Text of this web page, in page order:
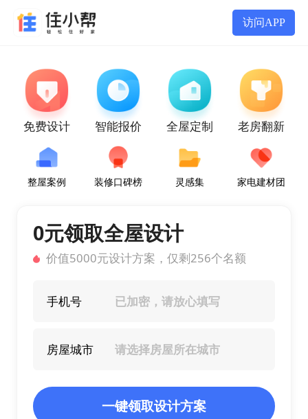
访问APP
免费设计 智能报价 全屋定制 老房翻新
整屋案例 装修口碑榜 灵感集 家电建材团
0元领取全屋设计
价值5000元设计方案，仅剩256个名额
手机号
房屋城市
一键领取设计方案